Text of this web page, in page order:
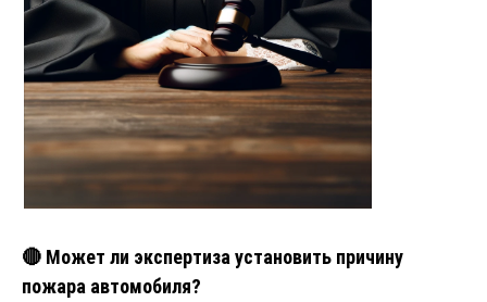
🔴 Может ли экспертиза установить причину
пожара автомобиля?